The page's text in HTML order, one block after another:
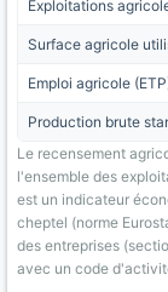
Exploitations
Surface agricole
Emploi agricole
Production brute
Le recensement
l'ensemble des
est un indicateur
cheptel (norme
des entreprises
avec un code